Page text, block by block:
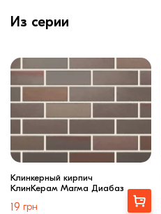
Из серии
Клинкерный кирпич
КлинКерам Магма Диабаз
19 грн
Выбрать